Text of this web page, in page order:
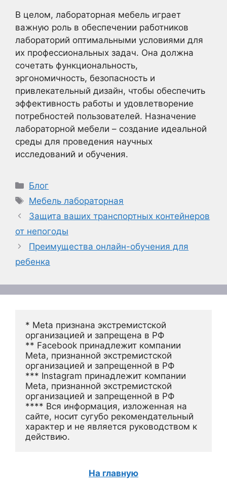
В целом, лабораторная мебель играет
важную роль в обеспечении работников
лабораторий оптимальными условиями для
их профессиональных задач. Она должна
сочетать функциональность,
эргономичность, безопасность и
привлекательный дизайн, чтобы обеспечить
эффективность работы и удовлетворение
потребностей пользователей. Назначение
лабораторной мебели – создание идеальной
среды для проведения научных
исследований и обучения.
Рубрики
Блог
Метки
Мебель лабораторная
Защита ваших транспортных контейнеров
от непогоды
Преимущества онлайн-обучения для
ребенка
* Meta признана экстремистской
организацией и запрещена в РФ
** Facebook принадлежит компании
Meta, признанной экстремистской
организацией и запрещенной в РФ
*** Instagram принадлежит компании
Meta, признанной экстремистской
организацией и запрещенной в РФ
**** Вся информация, изложенная на
сайте, носит сугубо рекомендательный
характер и не является руководством к
действию.
На главную